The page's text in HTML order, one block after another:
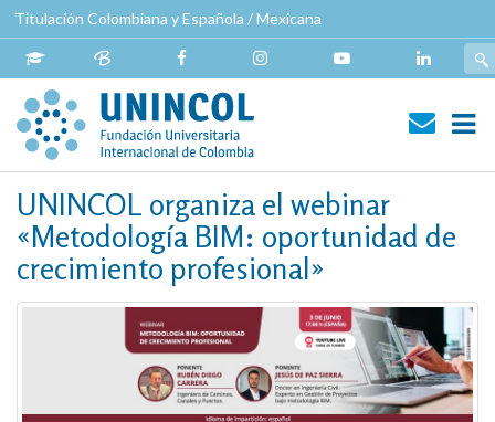
Pasar
al
contenido
principal
Titulación Colombiana y Española / Mexicana
principal
UNINCOL organiza el webinar
«Metodología BIM: oportunidad de
crecimiento profesional»